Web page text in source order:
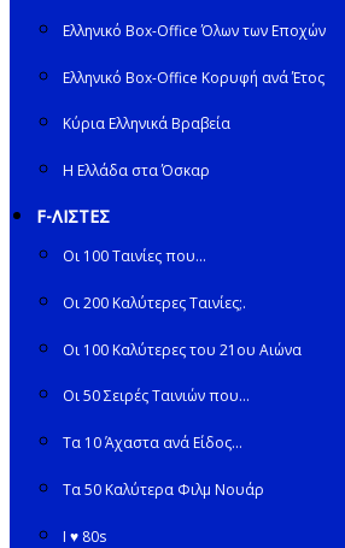
Ελληνικό Box-Office Όλων των Εποχών
Ελληνικό Box-Office Κορυφή ανά Έτος
Κύρια Ελληνικά Βραβεία
Η Ελλάδα στα Όσκαρ
F-ΛΙΣΤΕΣ
Οι 100 Ταινίες που…
Οι 200 Καλύτερες Ταινίες;.
Οι 100 Καλύτερες του 21ου Αιώνα
Οι 50 Σειρές Ταινιών που…
Τα 10 Άχαστα ανά Είδος…
Τα 50 Καλύτερα Φιλμ Νουάρ
I ♥ 80s